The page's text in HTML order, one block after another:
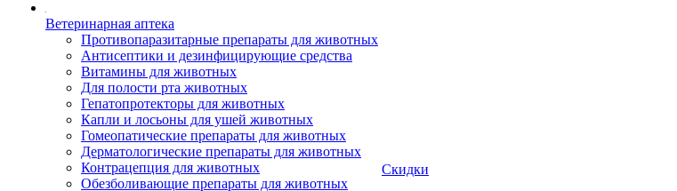
Ветеринарная аптека
Противопаразитарные препараты для животных
Антисептики и дезинфицирующие средства
Витамины для животных
Для полости рта животных
Гепатопротекторы для животных
Капли и лосьоны для ушей животных
Гомеопатические препараты для животных
Дерматологические препараты для животных
Контрацепция для животных
Обезболивающие препараты для животных
Скидки